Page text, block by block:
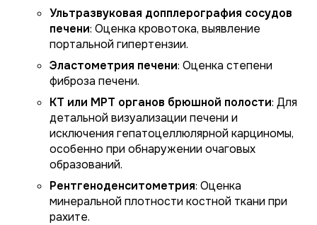
Ультразвуковая допплерография сосудов
печени: Оценка кровотока, выявление
портальной гипертензии.
Эластометрия печени: Оценка степени
фиброза печени.
КТ или МРТ органов брюшной полости: Для
детальной визуализации печени и
исключения гепатоцеллюлярной карциномы,
особенно при обнаружении очаговых
образований.
Рентгеноденситометрия: Оценка
минеральной плотности костной ткани при
рахите.